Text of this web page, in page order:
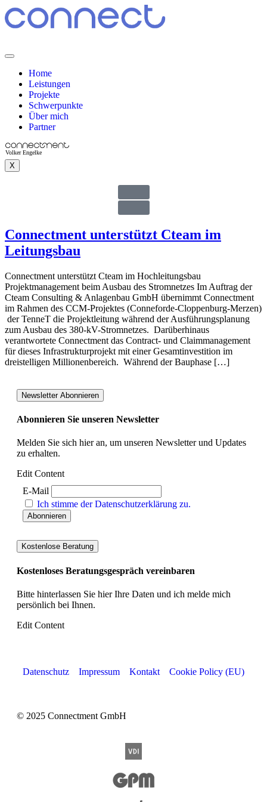
Home
Leistungen
Projekte
Schwerpunkte
Über mich
Partner
X
Connectment unterstützt Cteam im
Leitungsbau
Connectment unterstützt Cteam im Hochleitungsbau
Projektmanagement beim Ausbau des Stromnetzes Im Auftrag der
Cteam Consulting & Anlagenbau GmbH übernimmt Connectment
im Rahmen des CCM-Projektes (Conneforde-Cloppenburg-Merzen)
der TenneT die Projektleitung während der Ausführungsplanung
zum Ausbau des 380-kV-Stromnetzes. Darüberhinaus
verantwortete Connectment das Contract- und Claimmanagement
für dieses Infrastrukturprojekt mit einer Gesamtinvestition im
dreistelligen Millionenbereich. Während der Bauphase […]
Newsletter Abonnieren
Abonnieren Sie unseren Newsletter
Melden Sie sich hier an, um unseren Newsletter und Updates
zu erhalten.
Edit Content
E-Mail
Ich stimme der Datenschutzerklärung zu.
Kostenlose Beratung
Kostenloses Beratungsgespräch vereinbaren
Bitte hinterlassen Sie hier Ihre Daten und ich melde mich
persönlich bei Ihnen.
Edit Content
Datenschutz Impressum Kontakt Cookie Policy (EU)
© 2025 Connectment GmbH